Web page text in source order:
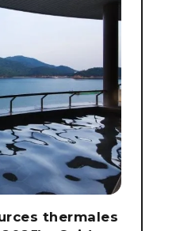
thermales